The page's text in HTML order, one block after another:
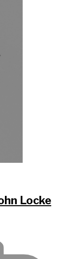
Locke